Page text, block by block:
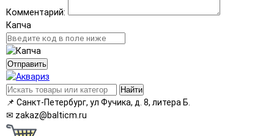
Комментарий:
Капча
Отправить
Найти
📌 Санкт-Петербург, ул Фучика, д. 8, литера Б.
✉ zakaz@balticm.ru